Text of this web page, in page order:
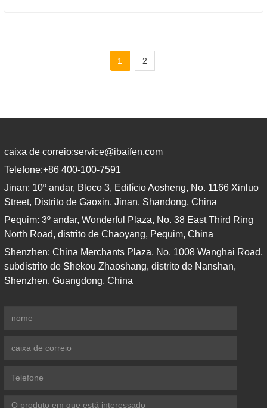
1 2
caixa de correio:service@ibaifen.com
Telefone:+86 400-100-7591
Jinan: 10º andar, Bloco 3, Edifício Aosheng, No. 1166 Xinluo
Street, Distrito de Gaoxin, Jinan, Shandong, China
Pequim: 3º andar, Wonderful Plaza, No. 38 East Third Ring
North Road, distrito de Chaoyang, Pequim, China
Shenzhen: China Merchants Plaza, No. 1008 Wanghai Road,
subdistrito de Shekou Zhaoshang, distrito de Nanshan,
Shenzhen, Guangdong, China